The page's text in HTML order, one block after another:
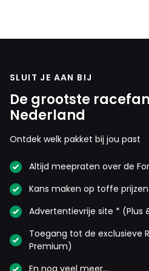
@Martin Mortel
Hajé van der
24 november 2025
piastri zelfs 0.26
het maakt wel
andere teans
feite groter
HaroldLT
24 november 2025 12:41
SLUIT JE AAN BIJ
De grootste
Nederland
Ontdek welk pakket bij jou past
Altijd meepraten over de
Kans maken op toffe prijzen
Advertentievrije site * (Plus
Toegang tot de exclusieve
Premium)